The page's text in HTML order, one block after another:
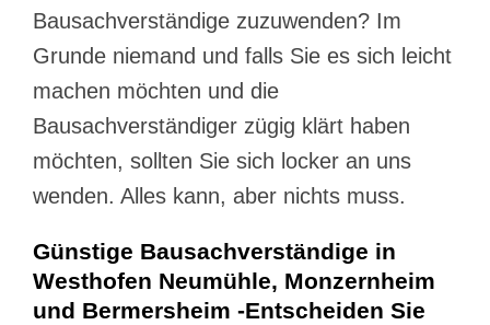
Bausachverständige zuzuwenden? Im
Grunde niemand und falls Sie es sich leicht
machen möchten und die
Bausachverständiger zügig klärt haben
möchten, sollten Sie sich locker an uns
wenden. Alles kann, aber nichts muss.
Günstige Bausachverständige in
Westhofen Neumühle, Monzernheim
und Bermersheim -Entscheiden Sie